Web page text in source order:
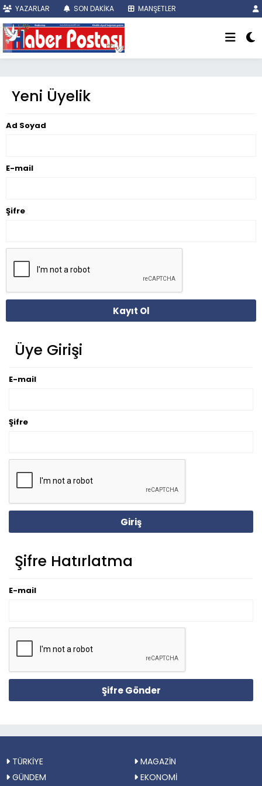
YAZARLAR SON DAKİKA MANŞETLER
Yeni Üyelik
Ad Soyad
E-mail
Şifre
Kayıt Ol
Üye Girişi
E-mail
Şifre
Giriş
Şifre Hatırlatma
E-mail
Şifre Gönder
TÜRKİYE
MAGAZİN
GÜNDEM
EKONOMİ